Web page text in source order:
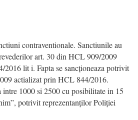
contraventionale. Sanctiunile au
art. 30 din HCL 909/2009
2016 lit i. Fapta se sancționeaza potrivit
actializat prin HCL 844/2016.
intre 1000 si 2500 cu posibilitate in 15
potrivit reprezentanților Poliției